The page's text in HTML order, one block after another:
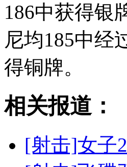
186中获得银
尼均185中经
得铜牌。
相关报道：
[射击]女子